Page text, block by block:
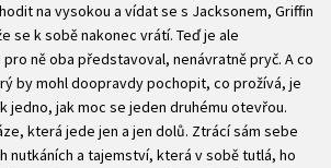
na vysokou a vídat se s Jacksonem, Griffin
se k sobě nakonec vrátí. Teď je ale
ně oba představoval, nenávratně pryč. A co
by mohl doopravdy pochopit, co prožívá, je
jedno, jak moc se jeden druhému otevřou.
která jede jen a jen dolů. Ztrácí sám sebe
nutkáních a tajemství, která v sobě tutlá, ho